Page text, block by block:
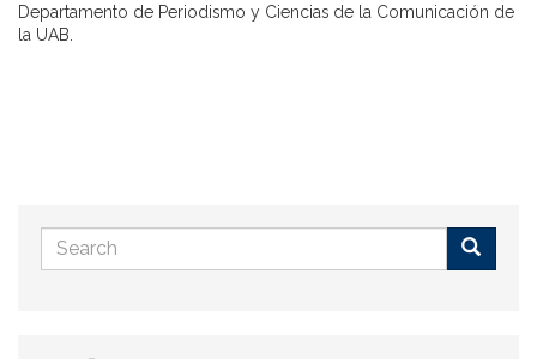
Departamento de Periodismo y Ciencias de la Comunicación de
la UAB.
Search
form